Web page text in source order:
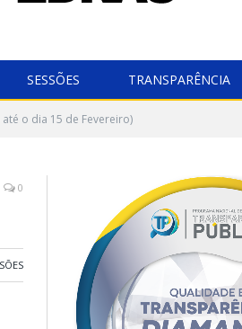
SESSÕES TRANSPARÊNCIA
até o dia 15 de Fevereiro)
0